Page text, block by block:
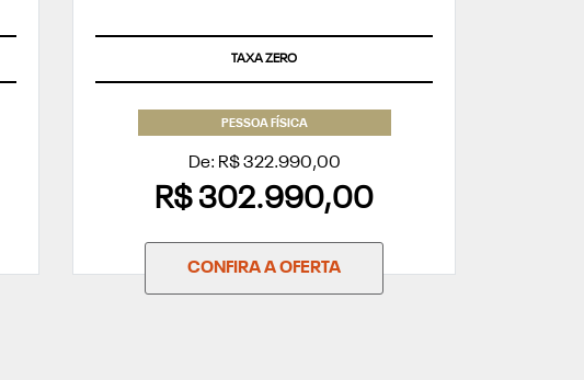
TAXA ZERO
PESSOA FÍSICA
De: R$ 322.990,00
R$ 302.990,00
CONFIRA A OFERTA